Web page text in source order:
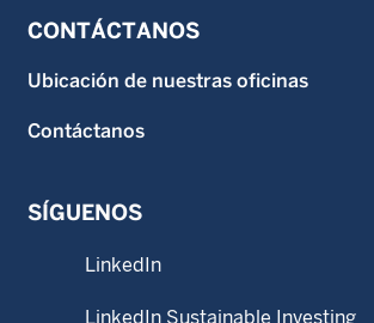
CONTÁCTANOS
Ubicación de nuestras oficinas
Contáctanos
SÍGUENOS
LinkedIn
LinkedIn Sustainable Investing